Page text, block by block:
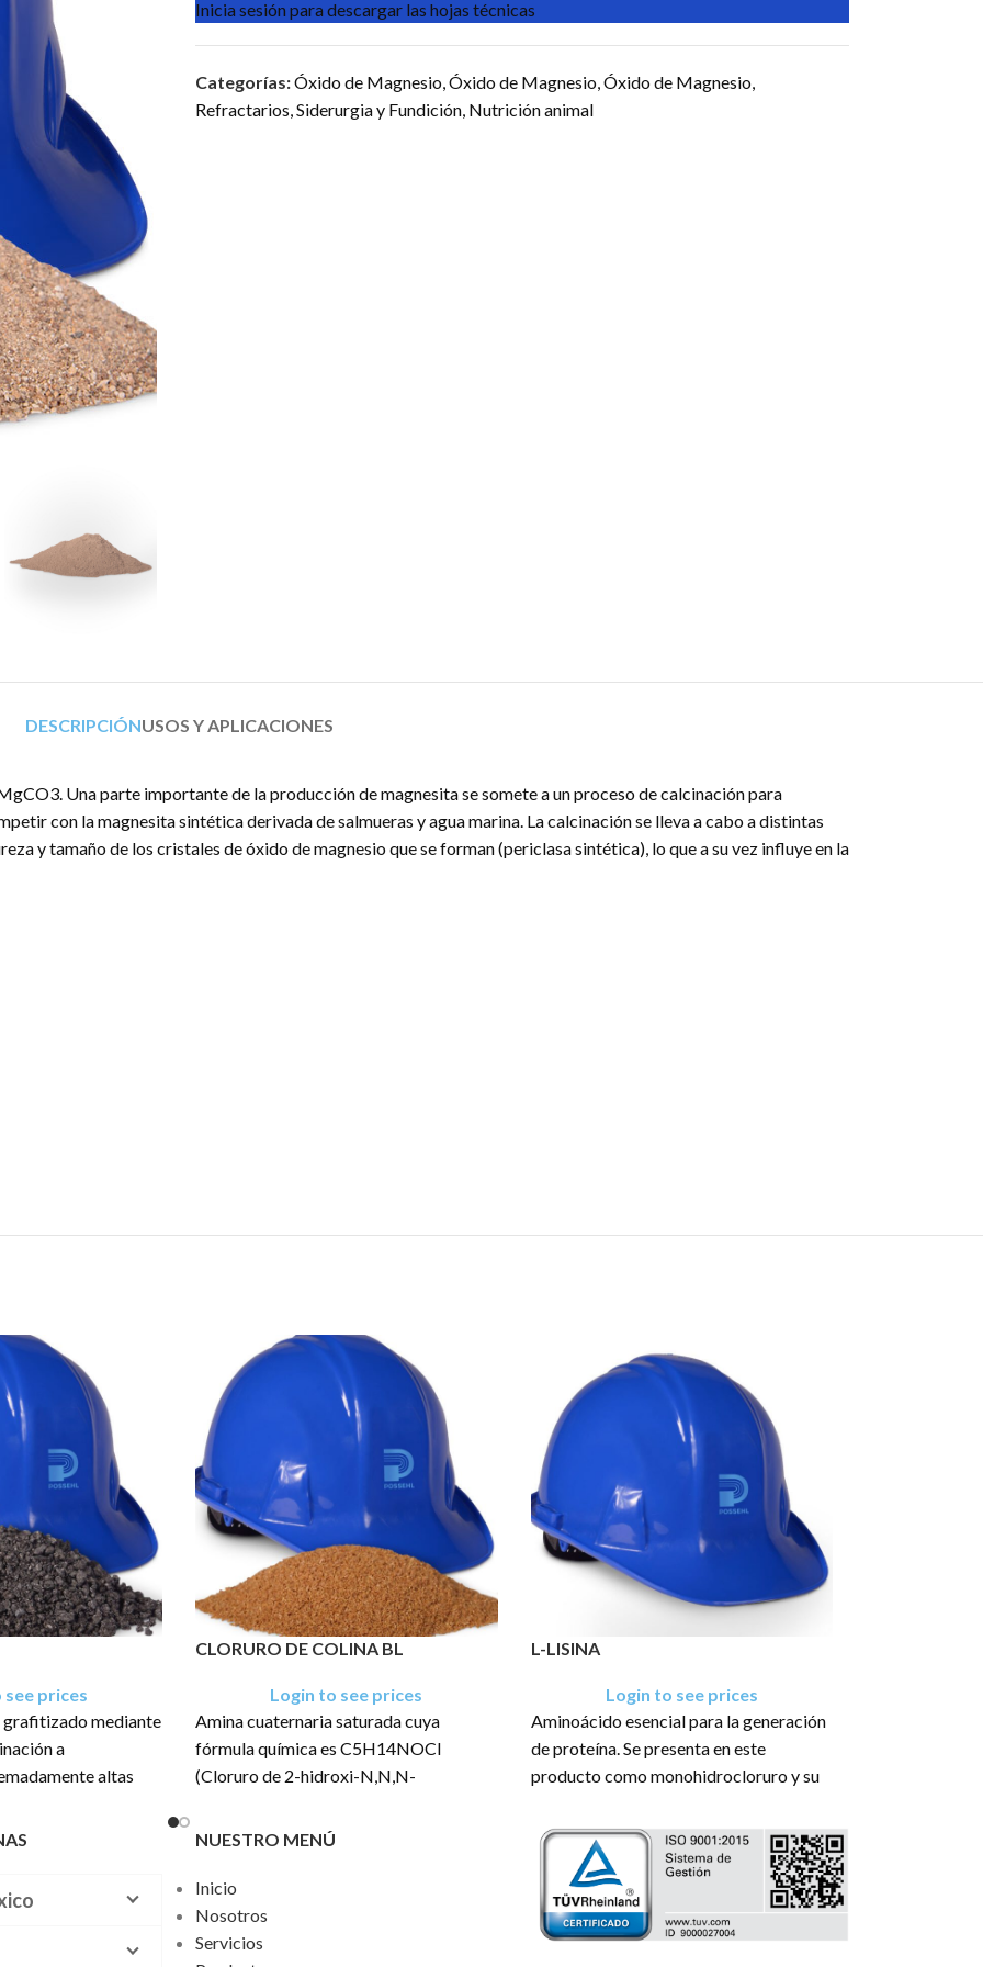
Inicia sesión para descargar las hojas técnicas
Categorías:Óxido de Magnesio,Óxido de Magnesio,Óxido de Magnesio,
Refractarios,Siderurgia y Fundición, Nutrición animal
DESCRIPCIÓNUSOS Y APLICACIONES
Una parte importante de la producción de magnesita se somete a un proceso de calcinación para
con la magnesita sintética derivada de salmueras y agua marina. La calcinación se lleva a cabo a distintas
y tamaño de los cristales de óxido de magnesio que se forman (periclasa sintética), lo que a su vez influye en la
prices
mediante
a
altas
irregular de
presentación en
CLORURO DE COLINA BL
Login to see prices
Amina cuaternaria saturada cuya
fórmula química es C5H14NOCl
(Cloruro de 2-hidroxi-N,N,N-
comúnmente como una vitamina del
concentración mínima de 60% (en zura
como vehículo [corn-cob]).
El producto tiene una concentración
L-LISINA
Login to see prices
Aminoácido esencial para la generación
de proteína. Se presenta en este
producto como monohidrocloruro y su
H2N(CH2)4CH(NH2)CO2H·HCl
[ácido (S)-2,6-Diaminohexanoico
monohidrocloruro]. Se presenta como
un polvo de color beige.
NUESTRO MENÚ
Inicio
Nosotros
Servicios